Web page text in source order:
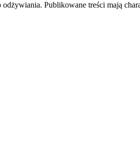
Publikowane treści mają